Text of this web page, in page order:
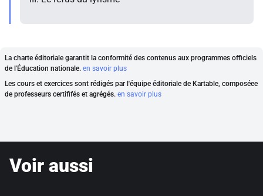
La charte éditoriale garantit la conformité des contenus aux programmes officiels
de l'Éducation nationale. en savoir plus
Les cours et exercices sont rédigés par l'équipe éditoriale de Kartable, composéee
de professeurs certififés et agrégés. en savoir plus
Voir aussi